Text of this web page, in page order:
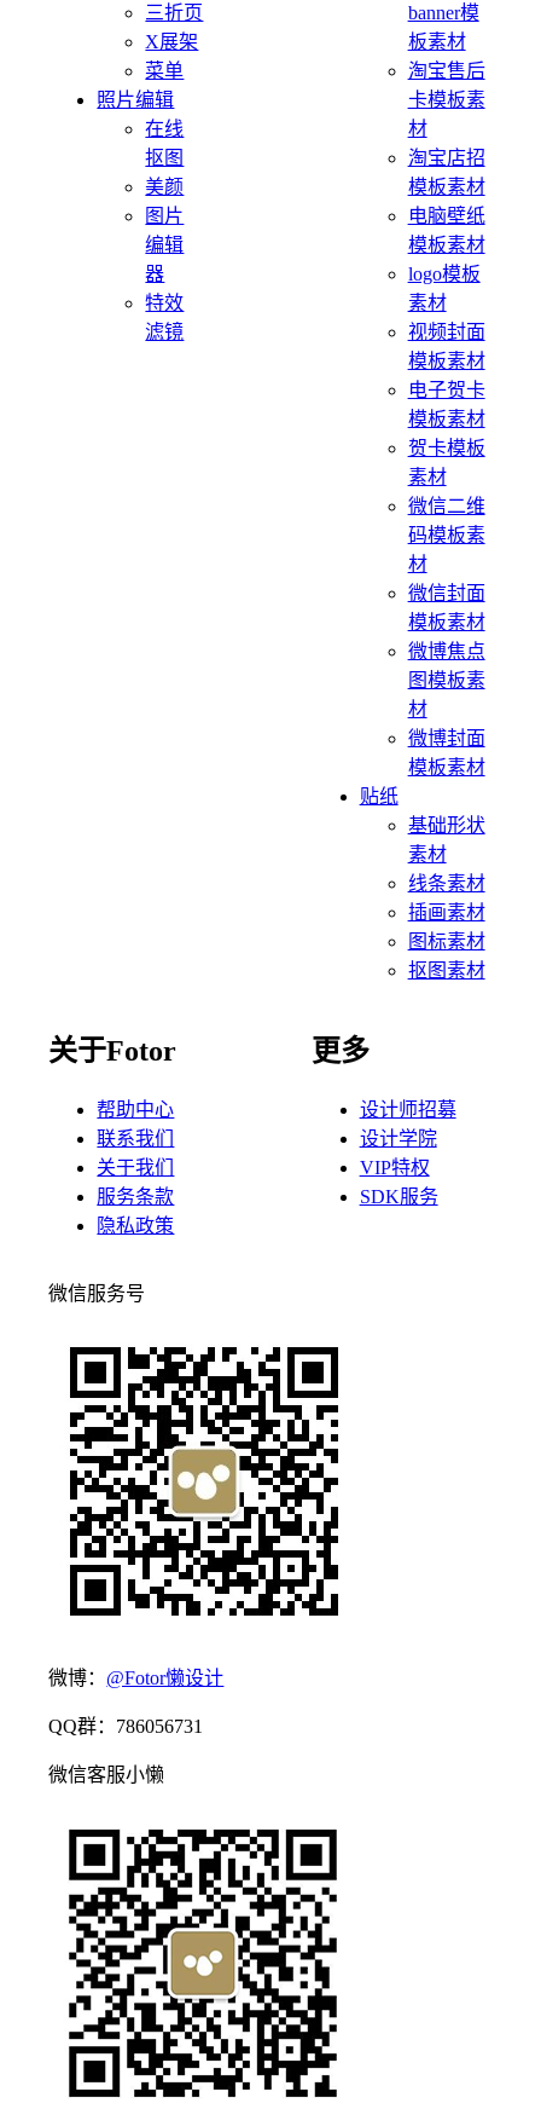
三折页
X展架
菜单
照片编辑
在线
抠图
美颜
图片
编辑
器
特效
滤镜
banner模
板素材
淘宝售后
卡模板素
材
淘宝店招
模板素材
电脑壁纸
模板素材
logo模板
素材
视频封面
模板素材
电子贺卡
模板素材
贺卡模板
素材
微信二维
码模板素
材
微信封面
模板素材
微博焦点
图模板素
材
微博封面
模板素材
贴纸
基础形状
素材
线条素材
插画素材
图标素材
抠图素材
关于Fotor
帮助中心
联系我们
关于我们
服务条款
隐私政策
更多
设计师招募
设计学院
VIP特权
SDK服务
微信服务号
微博： @Fotor懒设计
QQ群：786056731
微信客服小懒